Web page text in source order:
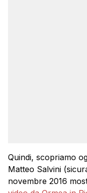
Quindi, scopriamo
Matteo Salvini
novembre 2016